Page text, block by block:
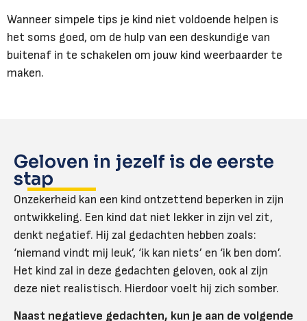
Wanneer simpele tips je kind niet voldoende helpen is
het soms goed, om de hulp van een deskundige van
buitenaf in te schakelen om jouw kind weerbaarder te
maken.
Geloven in jezelf is de eerste
stap
Onzekerheid kan een kind ontzettend beperken in zijn
ontwikkeling. Een kind dat niet lekker in zijn vel zit,
denkt negatief. Hij zal gedachten hebben zoals:
‘niemand vindt mij leuk’, ‘ik kan niets’ en ‘ik ben dom’.
Het kind zal in deze gedachten geloven, ook al zijn
deze niet realistisch. Hierdoor voelt hij zich somber.
Naast negatieve gedachten, kun je aan de volgende